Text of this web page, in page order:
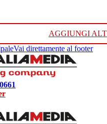
AGGIUNGI
Vai direttamente al footer